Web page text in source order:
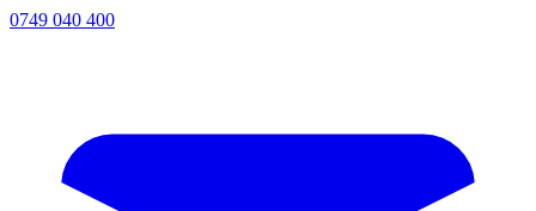
0749 040 400